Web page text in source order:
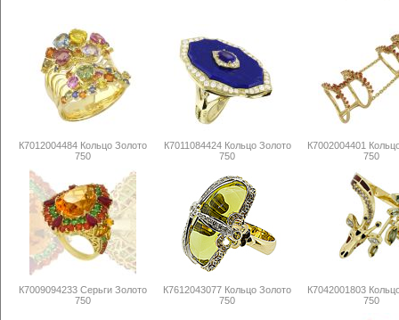
К7012004484 Кольцо Золото
750
К7011084424 Кольцо Золото
750
К7002004401
750
К7009094233 Серьги Золото
750
К7612043077 Кольцо Золото
750
К7042001803
750